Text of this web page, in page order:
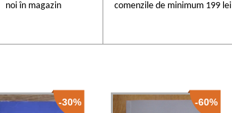
noi în magazin
comenzile de minimum 199 lei
-30% -60%